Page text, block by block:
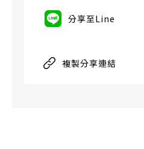
分享至Line
複製分享連結